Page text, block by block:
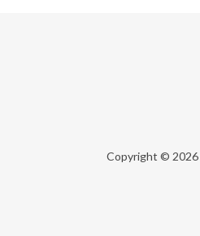
Copyright © 2026